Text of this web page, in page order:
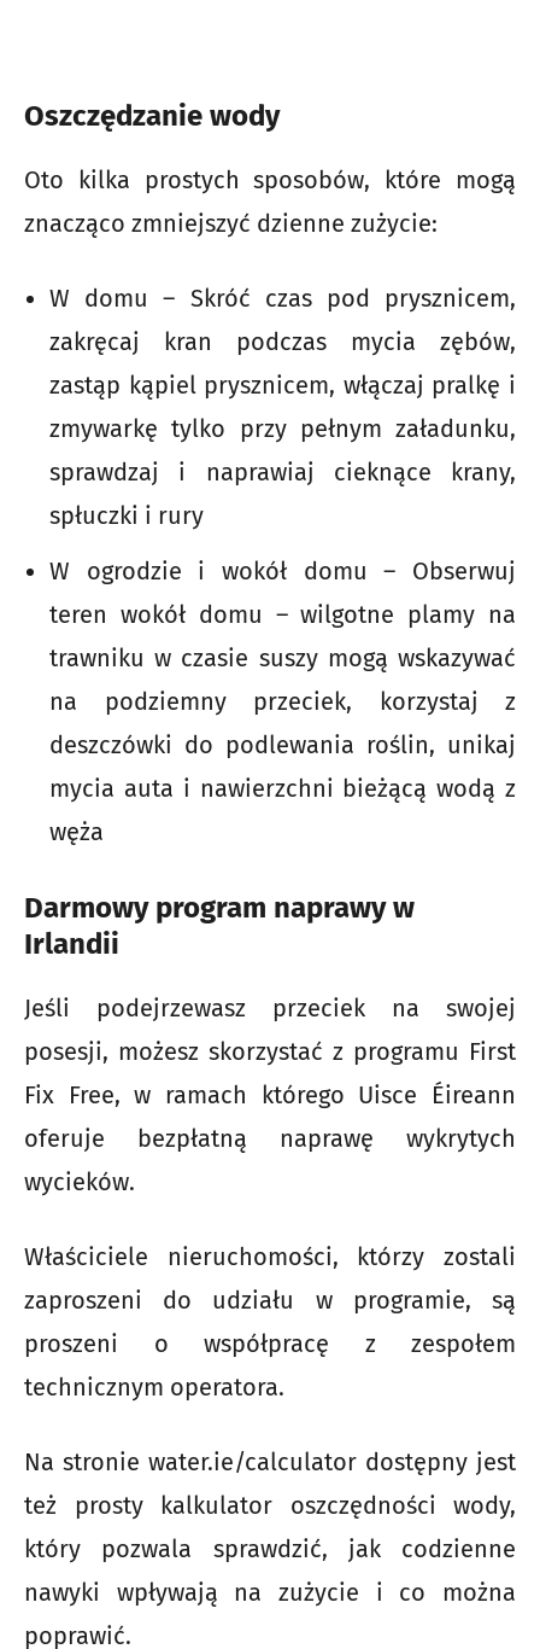
Oszczędzanie wody
Oto kilka prostych sposobów, które mogą
znacząco zmniejszyć dzienne zużycie:
W domu – Skróć czas pod prysznicem,
zakręcaj kran podczas mycia zębów,
zastąp kąpiel prysznicem, włączaj pralkę i
zmywarkę tylko przy pełnym załadunku,
sprawdzaj i naprawiaj cieknące krany,
spłuczki i rury
W ogrodzie i wokół domu – Obserwuj
teren wokół domu – wilgotne plamy na
trawniku w czasie suszy mogą wskazywać
na podziemny przeciek, korzystaj z
deszczówki do podlewania roślin, unikaj
mycia auta i nawierzchni bieżącą wodą z
węża
Darmowy program naprawy w
Irlandii
Jeśli podejrzewasz przeciek na swojej
posesji, możesz skorzystać z programu First
Fix Free, w ramach którego Uisce Éireann
oferuje bezpłatną naprawę wykrytych
wycieków.
Właściciele nieruchomości, którzy zostali
zaproszeni do udziału w programie, są
proszeni o współpracę z zespołem
technicznym operatora.
Na stronie water.ie/calculator dostępny jest
też prosty kalkulator oszczędności wody,
który pozwala sprawdzić, jak codzienne
nawyki wpływają na zużycie i co można
poprawić.